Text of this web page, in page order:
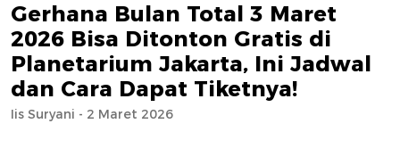
Gerhana Bulan Total 3 Maret
2026 Bisa Ditonton Gratis di
Planetarium Jakarta, Ini Jadwal
dan Cara Dapat Tiketnya!
Iis Suryani - 2 Maret 2026